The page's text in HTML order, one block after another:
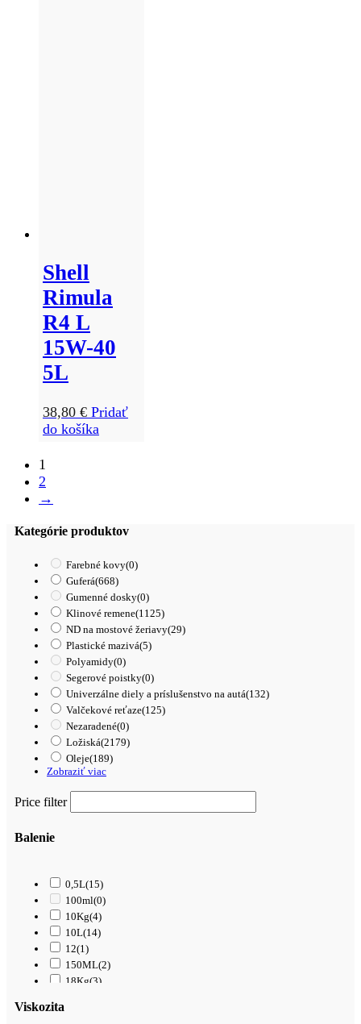
Shell
Rimula
R4 L
15W-40
5L
38,80 € Pridať
do košíka
1
2
→
Kategórie produktov
Farebné kovy(0)
Guferá(668)
Gumenné dosky(0)
Klinové remene(1125)
ND na mostové žeriavy(29)
Plastické mazivá(5)
Polyamidy(0)
Segerové poistky(0)
Univerzálne diely a príslušenstvo na autá(132)
Valčekové reťaze(125)
Nezaradené(0)
Ložiská(2179)
Oleje(189)
Zobraziť viac
Price filter
Balenie
0,5L(15)
100ml(0)
10Kg(4)
10L(14)
12(1)
150ML(2)
18Kg(3)
Viskozita